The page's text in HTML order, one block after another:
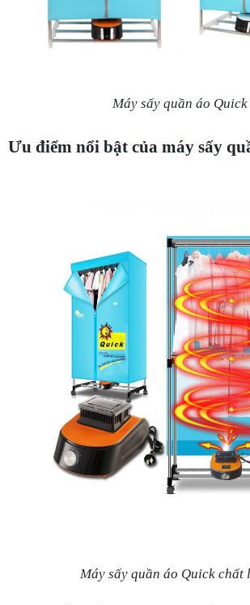
Máy sấy quần áo Quick
Ưu điểm nổi bật của máy sấy
Máy sấy quần áo Quick chất